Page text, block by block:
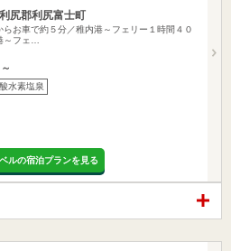
尻郡利尻富士町
らお車で約５分／稚内港～フェリー１時間４０
～フェ…
水素塩泉
ルの宿泊プランを見る